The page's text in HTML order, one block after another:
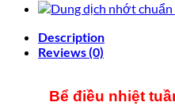
Description
Reviews (0)
Bể điều nhiệt